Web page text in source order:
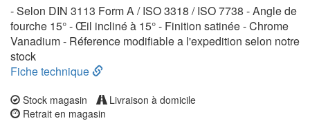
- Selon DIN 3113 Form A / ISO 3318 / ISO 7738 - Angle de
fourche 15° - Œil incliné à 15° - Finition satinée - Chrome
Vanadium - Réference modifiable a l'expedition selon notre
stock
Fiche technique
Stock magasin
Livraison à domicile
Retrait en magasin